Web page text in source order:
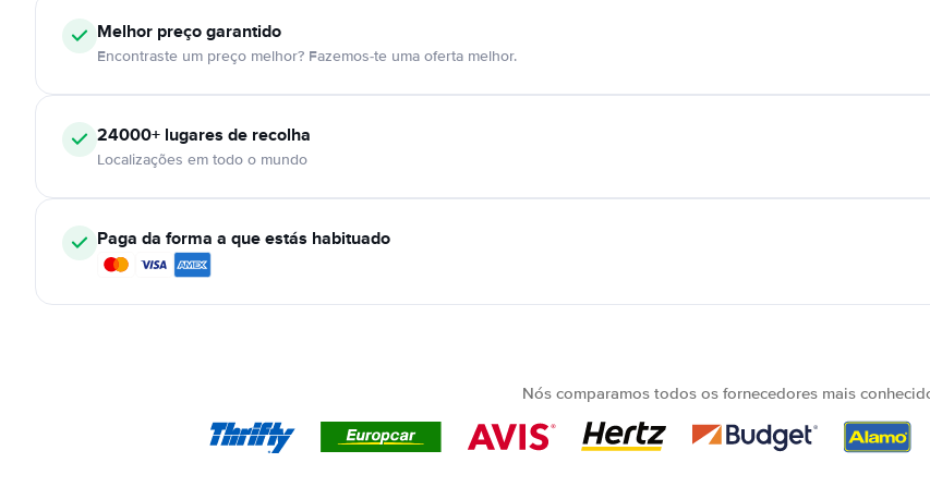
Melhor preço garantido
Encontraste um preço melhor? Fazemos-te uma oferta melhor.
24000+ lugares de recolha
Localizações em todo o mundo
Paga da forma a que estás habituado
Nós comparamos todos os fornecedores mais